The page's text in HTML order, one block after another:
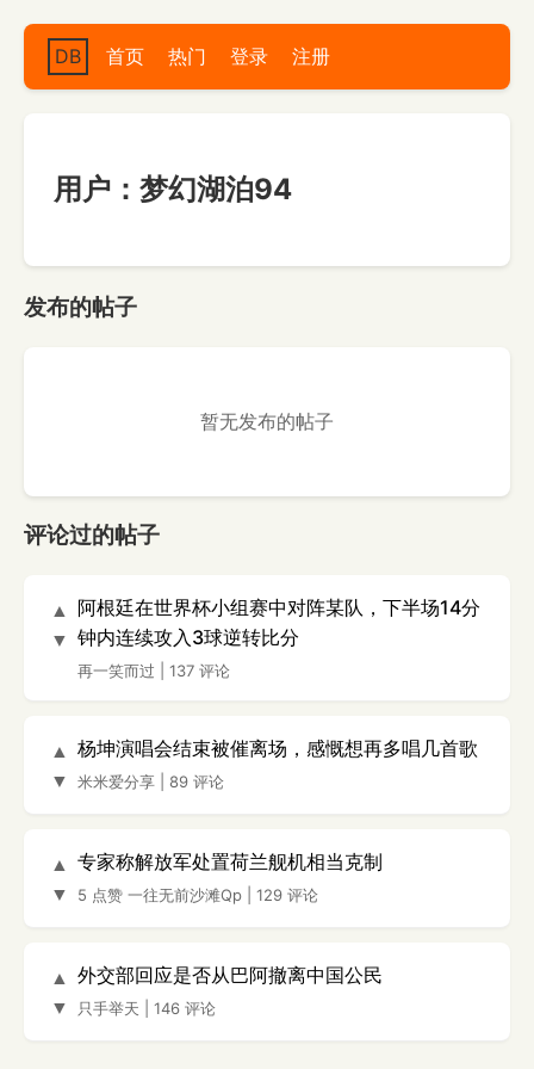
DB 首页 热门 登录 注册
用户：梦幻湖泊94
发布的帖子
暂无发布的帖子
评论过的帖子
▲
▼
阿根廷在世界杯小组赛中对阵某队，下半场14分
钟内连续攻入3球逆转比分
再一笑而过 137 评论
▲
▼
杨坤演唱会结束被催离场，感慨想再多唱几首歌
米米爱分享 89 评论
▲
▼
专家称解放军处置荷兰舰机相当克制
5 点赞 一往无前沙滩Qp 129 评论
▲
▼
外交部回应是否从巴阿撤离中国公民
只手举天 146 评论